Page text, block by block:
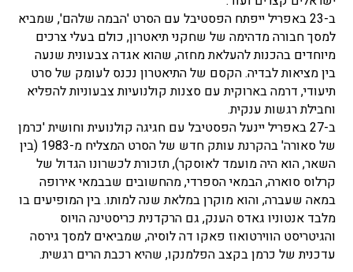
ב-23 באפריל ייפתח הפסטיבל עם הסרט 'הבמה שלהם', שמביא
למסך חבורה מדהימה של שחקני תיאטרון, כולם בעלי צרכים
מיוחדים בהכנות להעלאת מחזה, שהוא אגדה צבעונית שנעה
בין מציאות לבדיה. הקסם של התיאטרון נכנס לעומק של סרט
תיעודי, דרמה בארוקית עם סצנות קולנועיות צבעוניות להפליא
וחבילת רגשות ענקית.
ב-27 באפריל יינעל הפסטיבל עם חגיגה קולנועית וחושית 'כרמן
של סאורה' בהקרנת עותק חדש של הסרט המצליח מ-1983 (בין
השאר, הוא היה מועמד לאוסקר), תזכורת לכשרונו הגדול של
קרלוס סוארה, הבמאי הספרדי, מהחשובים שבבמאי אירופה
במאה שעברה, והוא מוקרן במלאת שנה למותו. בין המופיעים בו
מלבד אנטוניו גאדס הענק, גם הרקדנית כריסטינה הויוס
והגיטריסט הווירטואוז פאקו דה לוסיה, שמביאים למסך גירסה
עדכנית של כרמן בקצב הפלמנקו, שהיא רכבת הרים רגשית.